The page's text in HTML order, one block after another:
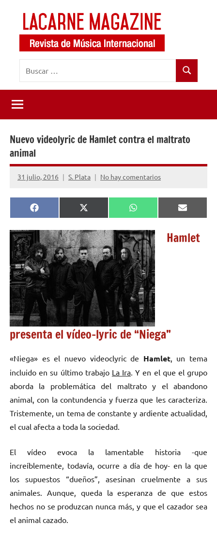
contenido
LaCarne
Magazine
de
música
internacional
Buscar
Nuevo videolyric de Hamlet contra el maltrato
animal
31 julio, 2016 S. Plata No hay comentarios
Compartir
en
Facebook
Compartir
en
X
(Twitter)
Compartir
en
WhatsApp
en
Email
Hamlet
presenta el vídeo–lyric de “Niega”
«Niega» es el nuevo videoclyric de Hamlet, un tema
incluido en su último trabajo La Ira . Y en el que el grupo
aborda la problemática del maltrato y el abandono
animal, con la contundencia y fuerza que les caracteriza.
Tristemente, un tema de constante y ardiente actualidad,
el cual afecta a toda la sociedad.
El vídeo evoca la lamentable historia -que
increíblemente, todavía, ocurre a día de hoy- en la que
los supuestos “dueños”, asesinan cruelmente a sus
animales. Aunque, queda la esperanza de que estos
hechos no se produzcan nunca más, y que el cazador sea
el animal cazado.